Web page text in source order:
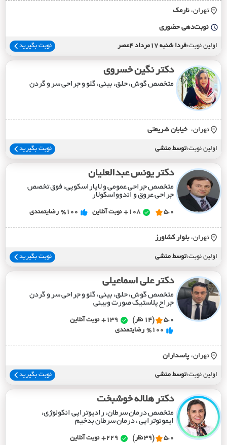
تهران، نارمک
نوبت‌دهی حضوری
اولین نوبت:فردا شنبه 17مرداد 4عصر نوبت بگیرید
دکتر نگین خسروی
متخصص گوش، حلق، بینی، گلو و جراحی سر و گردن
تهران، خيابان شريعتي
اولین نوبت:توسط منشی نوبت بگیرید
دکتر یونس عبدالعلیان
متخصص جراحی عمومی و لاپاراسکوپی، فوق تخصص
جراحی عروق و اندوواسکولار
5.0
108+ نوبت آنلاین %100 رضایتمندی
تهران، بلوار کشاورز
اولین نوبت:توسط منشی نوبت بگیرید
دکتر علی اسماعیلی
متخصص گوش، حلق، بینی، گلو و جراحی سر و گردن
جراح پلاستیک صورت وبینی
5.0 (14 نظر) 139+
نوبت آنلاین
%100 رضایتمندی
تهران، پاسداران
اولین نوبت:توسط منشی نوبت بگیرید
دکتر هلاله خوشبخت
متخصص درمان سرطان، رادیوتراپی انکولوژی،
ایمونوتراپی ، درمان سرطان بدخیم
5.0 (39 نظر) 229+
نوبت آنلاین